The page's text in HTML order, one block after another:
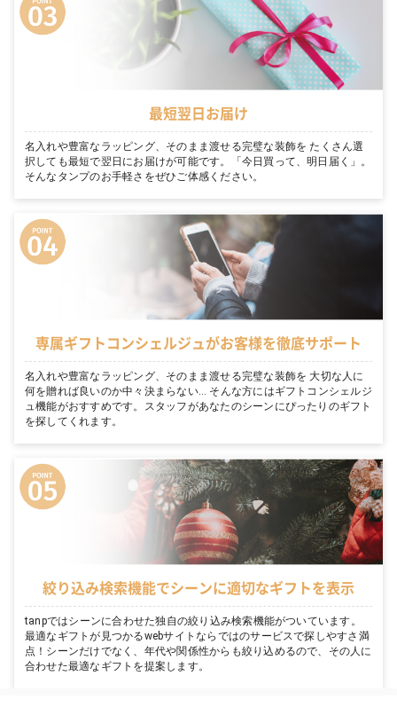
最短翌日お届け
名入れや豊富なラッピング、そのまま渡せる完璧な装飾を たくさん選
択しても最短で翌日にお届けが可能です。「今日買って、明日届く」。
そんなタンプのお手軽さをぜひご体感ください。
専属ギフトコンシェルジュがお客様を徹底サポート
名入れや豊富なラッピング、そのまま渡せる完璧な装飾を 大切な人に
何を贈れば良いのか中々決まらない… そんな方にはギフトコンシェルジ
ュ機能がおすすめです。スタッフがあなたのシーンにぴったりのギフト
を探してくれます。
絞り込み検索機能でシーンに適切なギフトを表示
tanpではシーンに合わせた独自の絞り込み検索機能がついています。
最適なギフトが見つかるwebサイトならではのサービスで探しやすさ満
点！シーンだけでなく、年代や関係性からも絞り込めるので、その人に
合わせた最適なギフトを提案します。